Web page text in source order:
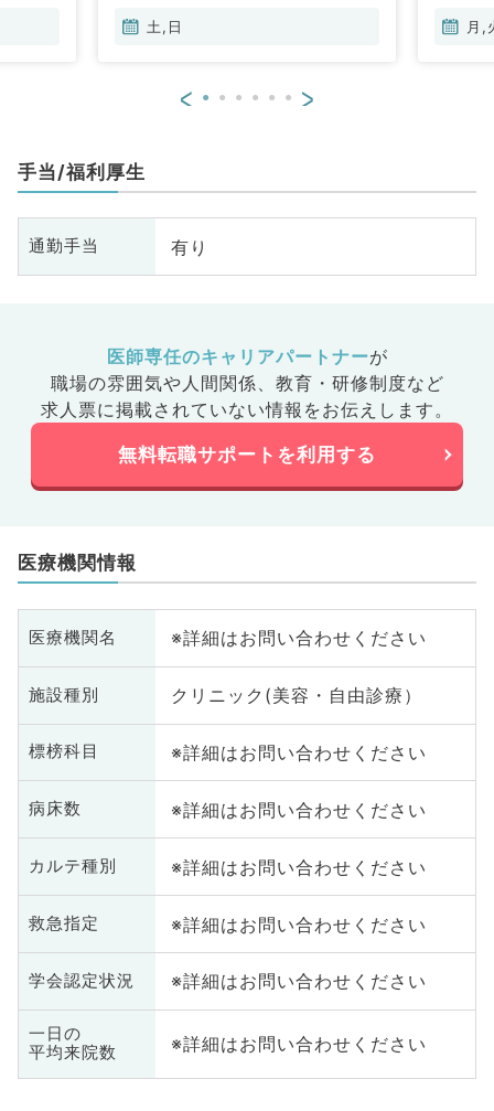
土,日 月,
< >
手当/福利厚生
通勤手当 有り
医師専任のキャリアパートナーが
職場の雰囲気や人間関係、 教育・研修制度など
求人票に掲載されていない情報をお伝えします。
無料転職サポートを利用する
医療機関情報
医療機関名 ※詳細はお問い合わせください
施設種別 クリニック(美容・自由診療）
標榜科目 ※詳細はお問い合わせください
病床数 ※詳細はお問い合わせください
カルテ種別 ※詳細はお問い合わせください
救急指定 ※詳細はお問い合わせください
学会認定状況 ※詳細はお問い合わせください
一日の
平均来院数
※詳細はお問い合わせください